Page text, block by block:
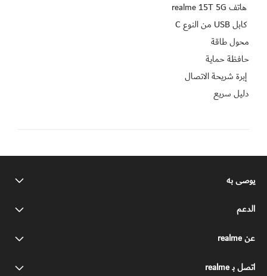
كابل USB من النوع C
محول طاقة
حافظة حماية
إبرة شريحة الاتصال
دليل سريع
يوصى به
realme 16 Pro+ 5G
realme 16 Pro 5G
realme C85 Pro
الدعم
اسئلة شائعة
مراكز الصيانة
عن realme
علامتنا التجارية
اتصل بـ realme